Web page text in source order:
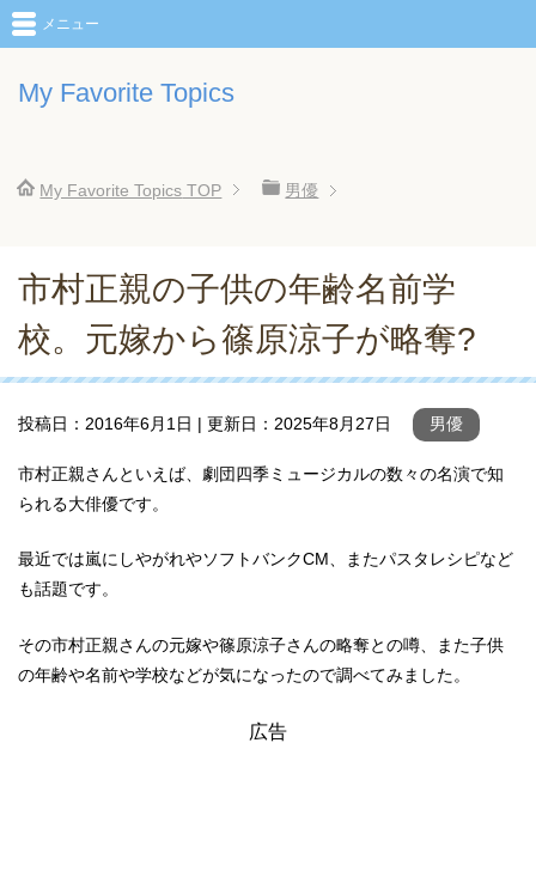
My Favorite Topics
メニュー
My Favorite Topics TOP 男優
市村正親の子供の年齢名前学
校。元嫁から篠原涼子が略奪?
投稿日： 2016年6月1日 | 更新日： 2025年8月27日 男優
市村正親さんといえば、劇団四季ミュージカルの数々の名演で知
られる大俳優です。
最近では嵐にしやがれやソフトバンクCM、またパスタレシピなど
も話題です。
その市村正親さんの元嫁や篠原涼子さんの略奪との噂、また子供
の年齢や名前や学校などが気になったので調べてみました。
広告